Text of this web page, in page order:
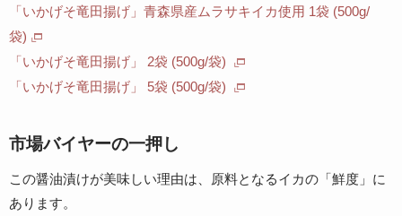
「いかげそ竜田揚げ」青森県産ムラサキイカ使用 1袋 (500g/
袋)
「いかげそ竜田揚げ」 2袋 (500g/袋)
「いかげそ竜田揚げ」 5袋 (500g/袋)
市場バイヤーの一押し
この醤油漬けが美味しい理由は、原料となるイカの「鮮度」に
あります。